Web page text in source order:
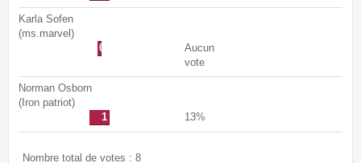
Karla Sofen
(ms.marvel)
0
Aucun
vote
Norman Osborn
(Iron patriot)
1
13%
Nombre total de votes : 8